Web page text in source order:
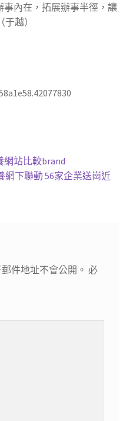
事內在，拓展辦事半徑，讓
越）
網站比較brand
網下聯動 56家企業送崗近
件地址不會公開。 必